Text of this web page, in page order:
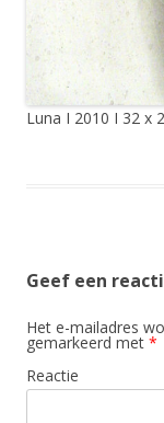
Luna I 2010 I 32 x
Geef een
Het e-mailadres
gemarkeerd met *
Reactie